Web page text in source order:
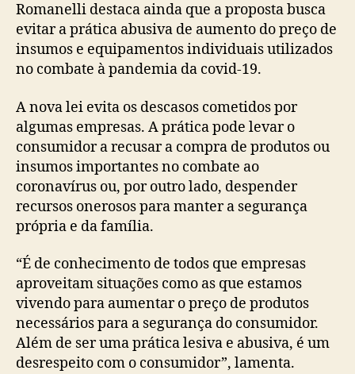
Romanelli destaca ainda que a proposta busca
evitar a prática abusiva de aumento do preço de
insumos e equipamentos individuais utilizados
no combate à pandemia da covid-19.
A nova lei evita os descasos cometidos por
algumas empresas. A prática pode levar o
consumidor a recusar a compra de produtos ou
insumos importantes no combate ao
coronavírus ou, por outro lado, despender
recursos onerosos para manter a segurança
própria e da família.
“É de conhecimento de todos que empresas
aproveitam situações como as que estamos
vivendo para aumentar o preço de produtos
necessários para a segurança do consumidor.
Além de ser uma prática lesiva e abusiva, é um
desrespeito com o consumidor”, lamenta.